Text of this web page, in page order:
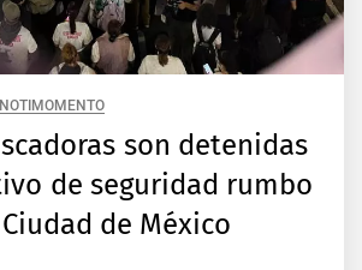
NOTIMOMENTO
son detenidas
de seguridad rumbo
de México